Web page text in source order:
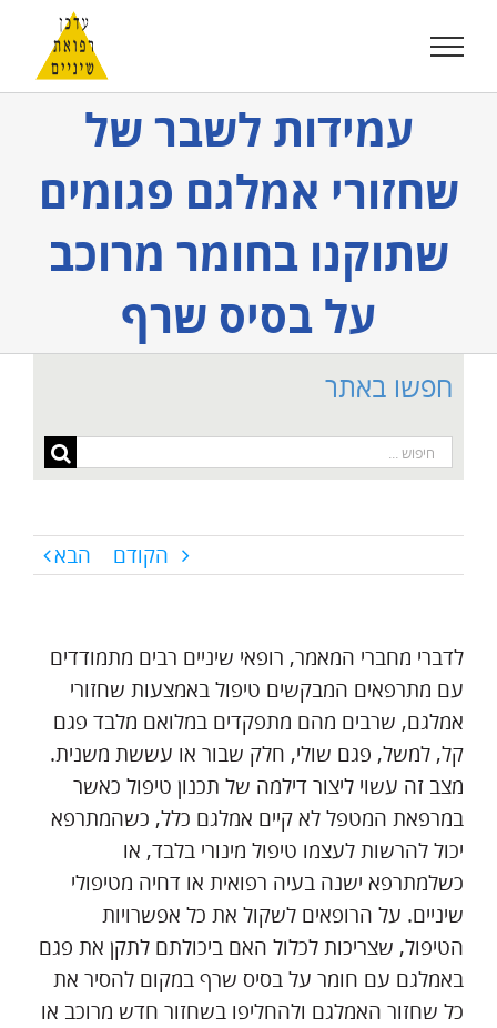
לתוכן
עמידות לשבר של
שחזורי אמלגם פגומים
שתוקנו בחומר מרוכב
על בסיס שרף
הקודם הבא
לדברי מחברי המאמר, רופאי שיניים רבים מתמודדים
עם מתרפאים המבקשים טיפול באמצעות שחזורי
אמלגם, שרבים מהם מתפקדים במלואם מלבד פגם
קל, למשל, פגם שולי, חלק שבור או עששת משנית.
מצב זה עשוי ליצור דילמה של תכנון טיפול כאשר
במרפאת המטפל לא קיים אמלגם כלל, כשהמתרפא
יכול להרשות לעצמו טיפול מינורי בלבד, או
כשלמתרפא ישנה בעיה רפואית או דחיה מטיפולי
שיניים. על הרופאים לשקול את כל אפשרויות
הטיפול, שצריכות לכלול האם ביכולתם לתקן את פגם
באמלגם עם חומר על בסיס שרף במקום להסיר את
כל שחזור האמלגם ולהחליפו בשחזור חדש מרוכב או
חפשו באתר
חיפוש...